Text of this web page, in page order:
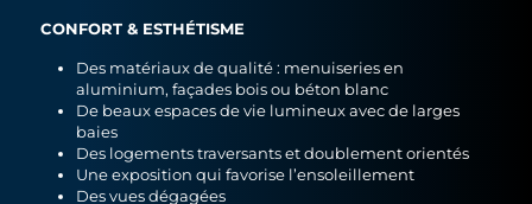
CONFORT & ESTHÉTISME
Des matériaux de qualité : menuiseries en
aluminium, façades bois ou béton blanc
De beaux espaces de vie lumineux avec de larges
baies
Des logements traversants et doublement orientés
Une exposition qui favorise l’ensoleillement
Des vues dégagées